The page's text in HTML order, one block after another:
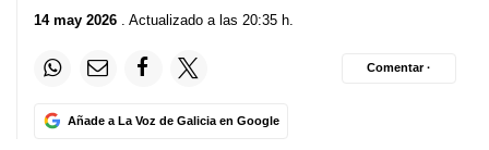
14 may 2026 . Actualizado a las 20:35 h.
Añade a La Voz de Galicia en Google
Comentar ·